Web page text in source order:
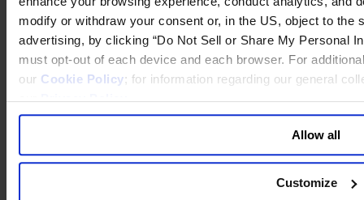
modify or withdraw your consent or, in the US, object to the
advertising, by clicking “Do Not Sell or Share My Personal
must opt-out of each device and each browser. For
our Cookie Policy; for information regarding our general
ourPrivacy Policy.
Allow all
Customize
Ruder-Olympiasiegerin Katherine Grainger und Internet-
Unternehmer Ben Medlock über Ambition, Beharrlichkeit und das
Lennon-McCartney-Phänomen.
Plädoyer
Daniel Goleman skizziert, warum große Führungspersönlichkeiten
über die Grenzen des eigenen Unternehmens hinausblicken müssen